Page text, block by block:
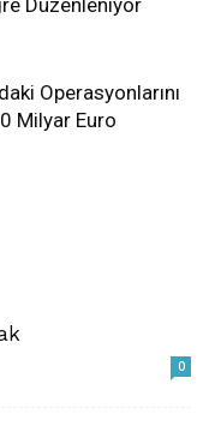
Düzenleniyor
Operasyonlarını
Milyar Euro
0